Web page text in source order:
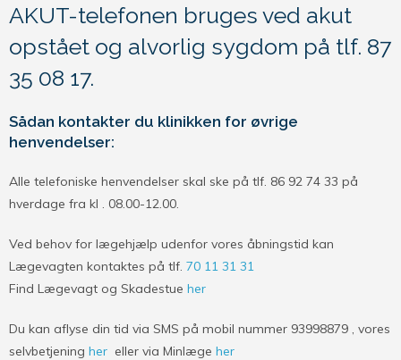
AKUT-telefonen bruges ved akut
opstået og alvorlig sygdom på tlf. 87
35 08 17.
Sådan kontakter du klinikken for øvrige
henvendelser:
Alle telefoniske henvendelser skal ske på tlf. 86 92 74 33 på
hverdage fra kl . 08.00-12.00.
Ved behov for lægehjælp udenfor vores åbningstid kan
Lægevagten kontaktes på tlf. 70 11 31 31
Find Lægevagt og Skadestue her
Du kan aflyse din tid via SMS på mobil nummer 93998879 , vores
selvbetjening her eller via Minlæge her